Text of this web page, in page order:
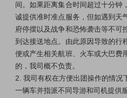
间。如果距离集合时间超过十分钟
诚提供准时准点服务，但如遇到天
府停摆以及战争和恐怖袭击等不可
到达接送地点。由此原因导致的行
便或产生相关航班、火车或大巴费
的，我司概不负责。
2. 我司有权在方便出团操作的情况
一辆车并指派不同导游和司机提供服